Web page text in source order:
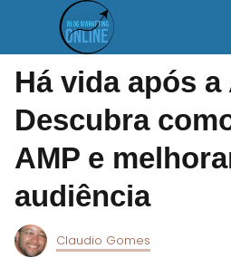
Há vida após a
Descubra
AMP e
audiência
Claudio Gomes